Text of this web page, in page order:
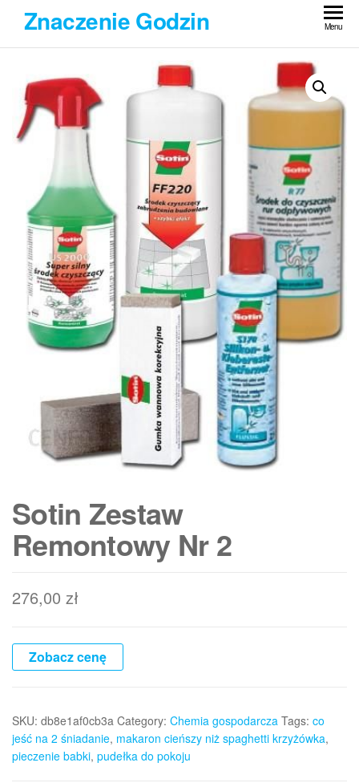
Przejdź
treści
Znaczenie Godzin Menu
Sotin Zestaw
Remontowy Nr 2
276,00 zł
Zobacz cenę
SKU: db8e1af0cb3a Category: Chemia gospodarcza Tags: co
jeść na 2 śniadanie, makaron cieńszy niż spaghetti krzyżówka,
pieczenie babki, pudełka do pokoju